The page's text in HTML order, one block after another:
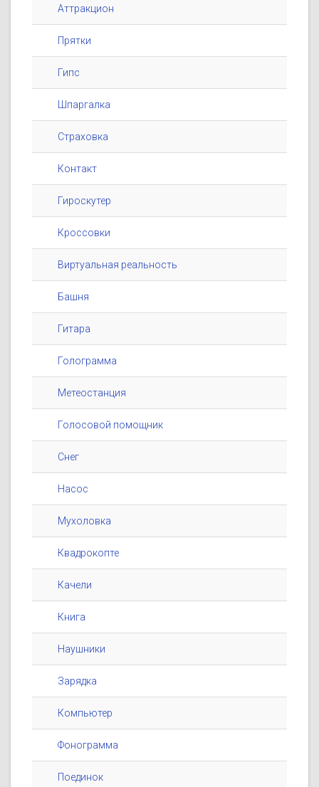
Аттракцион
Прятки
Гипс
Шпаргалка
Страховка
Контакт
Гироскутер
Кроссовки
Виртуальная реальность
Башня
Гитара
Голограмма
Метеостанция
Голосовой помощник
Снег
Насос
Мухоловка
Квадрокопте
Качели
Книга
Наушники
Зарядка
Компьютер
Фонограмма
Поединок